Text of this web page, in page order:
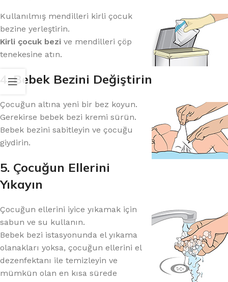
Kullanılmış mendilleri kirli çocuk
bezine yerleştirin.
Kirli çocuk bezi ve mendilleri çöp
tenekesine atın.
4. Bebek Bezini Değiştirin
Çocuğun altına yeni bir bez koyun.
Gerekirse bebek bezi kremi sürün.
Bebek bezini sabitleyin ve çocuğu
giydirin.
5. Çocuğun Ellerini
Yıkayın
Çocuğun ellerini iyice yıkamak için
sabun ve su kullanın.
Bebek bezi istasyonunda el yıkama
olanakları yoksa, çocuğun ellerini el
dezenfektanı ile temizleyin ve
mümkün olan en kısa sürede